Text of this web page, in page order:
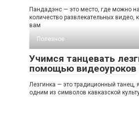
Пандадэнс — это место, где можно
количество развлекательных видео,
вам
Полезное
Учимся танцевать
помощью видеоуроков
Лезгинка — это традиционный
одним из символов кавказской